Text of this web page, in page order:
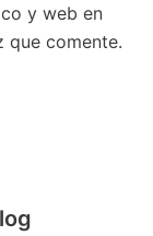
y web en
que comente.